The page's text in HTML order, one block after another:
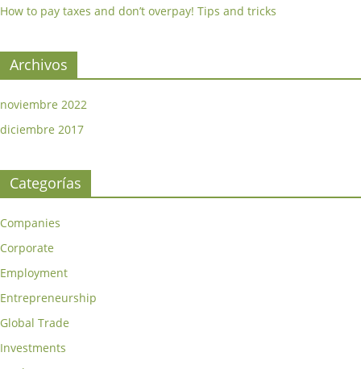
How to pay taxes and don’t overpay! Tips and tricks
Archivos
noviembre 2022
diciembre 2017
Categorías
Companies
Corporate
Employment
Entrepreneurship
Global Trade
Investments